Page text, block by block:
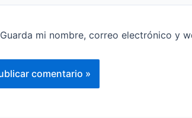
Guarda mi nombre, correo electrónico y